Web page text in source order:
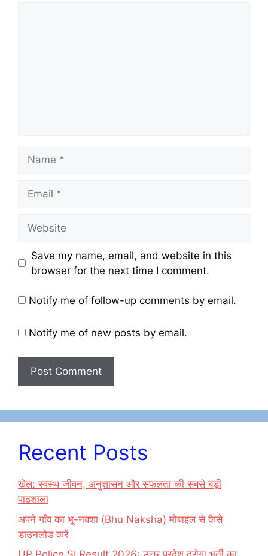
Save my name, email, and website in this
browser for the next time I comment.
Notify me of follow-up comments by email.
Notify me of new posts by email.
Recent Posts
खेल: स्वस्थ जीवन, अनुशासन और सफलता की सबसे बड़ी
पाठशाला
अपने गाँव का भू-नक्शा (Bhu Naksha) मोबाइल से कैसे
डाउनलोड करें